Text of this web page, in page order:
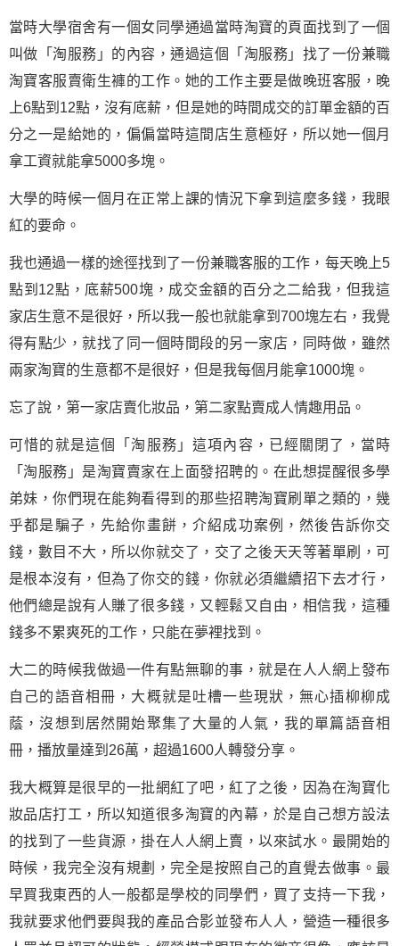
當時大學宿舍有一個女同學通過當時淘寶的頁面找到了一個
叫做「淘服務」的內容，通過這個「淘服務」找了一份兼職
淘寶客服賣衛生褲的工作。她的工作主要是做晚班客服，晚
上6點到12點，沒有底薪，但是她的時間成交的訂單金額的百
分之一是給她的，偏偏當時這間店生意極好，所以她一個月
拿工資就能拿5000多塊。
大學的時候一個月在正常上課的情況下拿到這麼多錢，我眼
紅的要命。
我也通過一樣的途徑找到了一份兼職客服的工作，每天晚上5
點到12點，底薪500塊，成交金額的百分之二給我，但我這
家店生意不是很好，所以我一般也就能拿到700塊左右，我覺
得有點少，就找了同一個時間段的另一家店，同時做，雖然
兩家淘寶的生意都不是很好，但是我每個月能拿1000塊。
忘了說，第一家店賣化妝品，第二家點賣成人情趣用品。
可惜的就是這個「淘服務」這項內容，已經關閉了，當時
「淘服務」是淘寶賣家在上面發招聘的。在此想提醒很多學
弟妹，你們現在能夠看得到的那些招聘淘寶刷單之類的，幾
乎都是騙子，先給你畫餅，介紹成功案例，然後告訴你交
錢，數目不大，所以你就交了，交了之後天天等著單刷，可
是根本沒有，但為了你交的錢，你就必須繼續招下去才行，
他們總是說有人賺了很多錢，又輕鬆又自由，相信我，這種
錢多不累爽死的工作，只能在夢裡找到。
大二的時候我做過一件有點無聊的事，就是在人人網上發布
自己的語音相冊，大概就是吐槽一些現狀，無心插柳柳成
蔭，沒想到居然開始聚集了大量的人氣，我的單篇語音相
冊，播放量達到26萬，超過1600人轉發分享。
我大概算是很早的一批網紅了吧，紅了之後，因為在淘寶化
妝品店打工，所以知道很多淘寶的內幕，於是自己想方設法
的找到了一些貨源，掛在人人網上賣，以來試水。最開始的
時候，我完全沒有規劃，完全是按照自己的直覺去做事。最
早買我東西的人一般都是學校的同學們，買了支持一下我，
我就要求他們要與我的產品合影並發布人人，營造一種很多